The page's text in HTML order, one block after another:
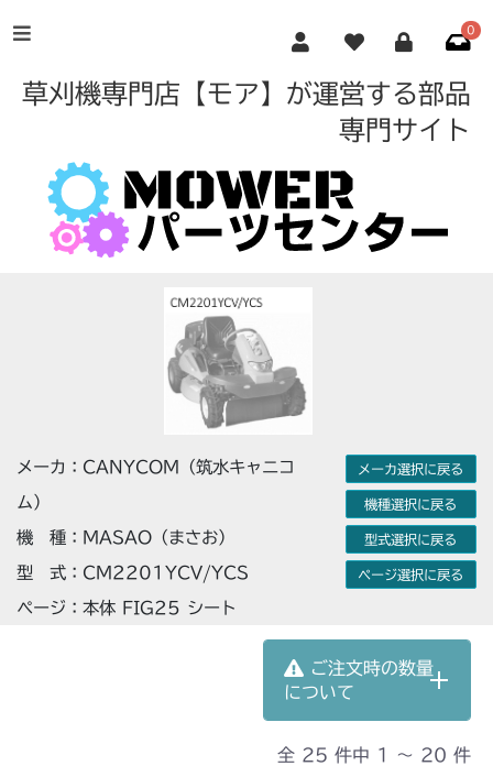
0
草刈機専門店【モア】が運営する部品
専門サイト
メーカ：CANYCOM（筑水キャニコ
ム）
機 種：MASAO（まさお）
型 式：CM2201YCV/YCS
ページ：本体 FIG25 シート
メーカ選択に戻る
機種選択に戻る
型式選択に戻る
ページ選択に戻る
ご注文時の数量
について
全 25 件中 1 〜 20 件